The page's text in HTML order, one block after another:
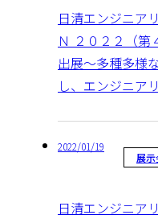
日清エンジニア
Ｎ ２０２２（第
出展～多種多様
し、エンジニア
2022/01/19
展
日清エンジニア